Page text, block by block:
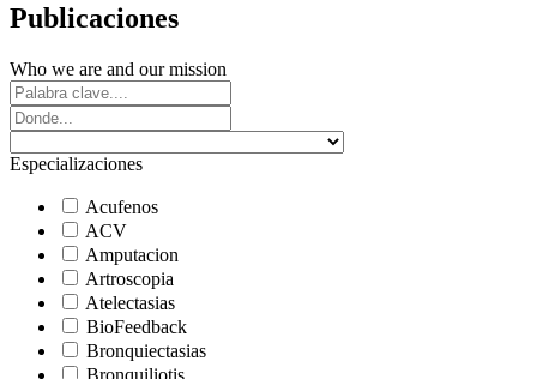
Publicaciones
Who we are and our mission
Especializaciones
Acufenos
ACV
Amputacion
Artroscopia
Atelectasias
BioFeedback
Bronquiectasias
Bronquiliotis